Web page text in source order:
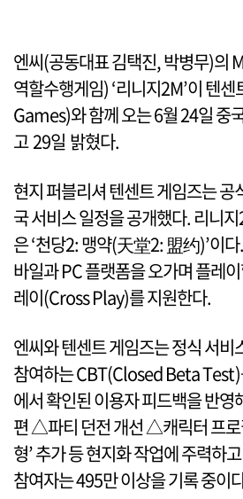
엔씨(공동대표 김택진, 박병무)의
역할수행게임) ‘리니지2M’이 텐
Games)와 함께 오는 6월 24일 중
고 29일 밝혔다.
현지 퍼블리셔 텐센트 게임즈는 공
국 서비스 일정을 공개했다. 리니
은 ‘천당2: 맹약(天堂2: 盟约)’이
바일과 PC 플랫폼을 오가며 플레
레이(Cross Play)를 지원한다.
엔씨와 텐센트 게임즈는 정식 서비
참여하는 CBT(Closed Beta
에서 확인된 이용자 피드백을 반
편 △파티 던전 개선 △캐릭터 프로
형’ 추가 등 현지화 작업에 주력하
참여자는 495만 이상을 기록 중이